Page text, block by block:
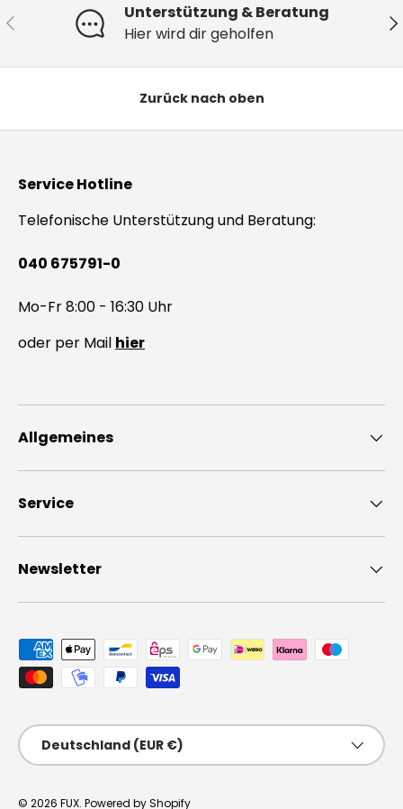
Vorherige
Unterstützung & Beratung
Hier wird dir geholfen
Zurück nach oben
Service Hotline
Telefonische Unterstützung und Beratung:
040 675791-0
Mo-Fr 8:00 - 16:30 Uhr
oder per Mail hier
Allgemeines
Service
Newsletter
Zahlungsmethoden
Land/Region
Deutschland (EUR €)
© 2026 FUX. Powered by Shopify